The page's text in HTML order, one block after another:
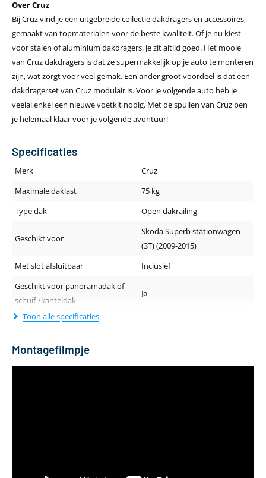
Over Cruz
Bij Cruz vind je een uitgebreide collectie dakdragers en accessoires,
gemaakt van topmaterialen voor de beste kwaliteit. Of je nu kiest
voor stalen of aluminium dakdragers, je zit altijd goed. Het mooie
van Cruz dakdragers is dat ze supermakkelijk op je auto te monteren
zijn, wat zorgt voor veel gemak. Een ander groot voordeel is dat een
dakdragerset van Cruz modulair is. Voor je volgende auto heb je
veelal enkel een nieuwe voetkit nodig. Met de spullen van Cruz ben
je helemaal klaar voor je volgende avontuur!
Specificaties
Merk
Cruz
Maximale daklast
75 kg
Type dak
Open dakrailing
Geschikt voor
Skoda Superb stationwagen
(3T) (2009-2015)
Met slot afsluitbaar
Inclusief
Geschikt voor panoramadak of
schuif-/kanteldak
Ja
Geluidsniveau tijdens rijden
hoogte)
Toon alle specificaties
Montagefilmpje